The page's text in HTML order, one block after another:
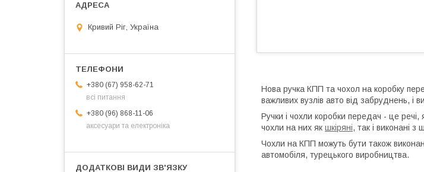
Нова ручка КПП та чохол на коробку
важливих вузлів авто від забруднень, і
Ручки і чохли коробки передач - це
чохли на них як шкіряні, так і виконані з
Чохли на КПП можуть бути також
автомобіля, турецького виробництва.
Кривий Ріг, Україна
+380 (67) 958-62-71
всі питання
+380 (96) 868-11-06
аксесуари та електроніка